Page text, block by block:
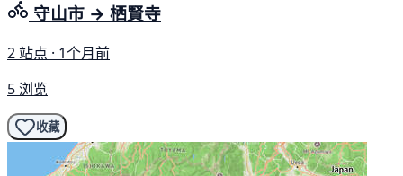
守山市 → 栖賢寺
2 站点 · 1个月前
5 浏览
收藏